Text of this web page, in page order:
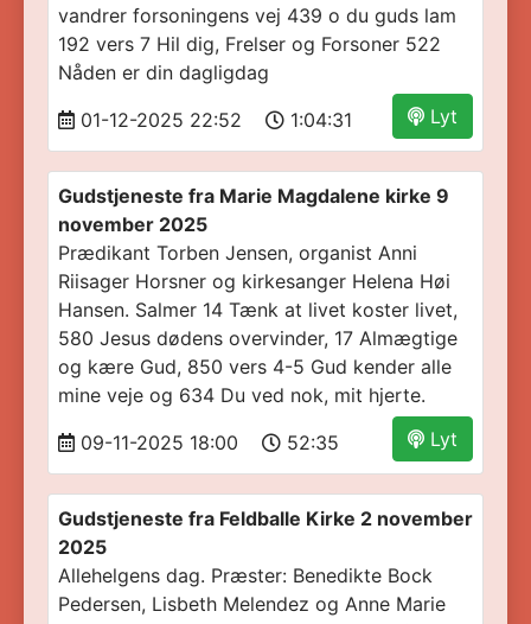
vandrer forsoningens vej 439 o du guds lam
192 vers 7 Hil dig, Frelser og Forsoner 522
Nåden er din dagligdag
Lyt
01-12-2025 22:52 1:04:31
Gudstjeneste fra Marie Magdalene kirke 9
november 2025
Prædikant Torben Jensen, organist Anni
Riisager Horsner og kirkesanger Helena Høi
Hansen. Salmer 14 Tænk at livet koster livet,
580 Jesus dødens overvinder, 17 Almægtige
og kære Gud, 850 vers 4-5 Gud kender alle
mine veje og 634 Du ved nok, mit hjerte.
Lyt
09-11-2025 18:00 52:35
Gudstjeneste fra Feldballe Kirke 2 november
2025
Allehelgens dag. Præster: Benedikte Bock
Pedersen, Lisbeth Melendez og Anne Marie